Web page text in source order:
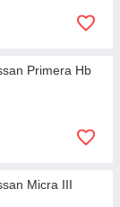
Primera Hb
Micra III